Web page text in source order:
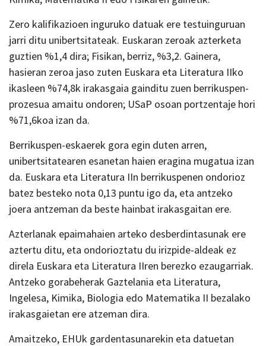
Zero kalifikazioen inguruko datuak ere testuinguruan
jarri ditu unibertsitateak. Euskaran zeroak azterketa
guztien %1,4 dira; Fisikan, berriz, %3,2. Gainera,
hasieran zeroa jaso zuten Euskara eta Literatura IIko
ikasleen %74,8k irakasgaia gainditu zuen berrikuspen-
prozesua amaitu ondoren; USaP osoan portzentaje hori
%71,6koa izan da.
Berrikuspen-eskaerek gora egin duten arren,
unibertsitatearen esanetan haien eragina mugatua izan
da. Euskara eta Literatura IIn berrikuspenen ondorioz
batez besteko nota 0,13 puntu igo da, eta antzeko
joera antzeman da beste hainbat irakasgaitan ere.
Azterlanak epaimahaien arteko desberdintasunak ere
aztertu ditu, eta ondorioztatu du irizpide-aldeak ez
direla Euskara eta Literatura IIren berezko ezaugarriak.
Antzeko gorabeherak Gaztelania eta Literatura,
Ingelesa, Kimika, Biologia edo Matematika II bezalako
irakasgaietan ere atzeman dira.
Amaitzeko, EHUk gardentasunarekin eta datuetan